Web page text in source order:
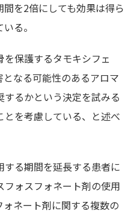
を2倍にしても効果は得ら
る。
保護するタモキシフェ
なる可能性のあるアロマ
るかという決定を試みる
を考慮している、と述べ
する期間を延長する患者に
ォスフォネート剤の使用
ネート剤に関する複数の